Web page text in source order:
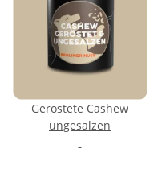
Geröstete Cashew
ungesalzen